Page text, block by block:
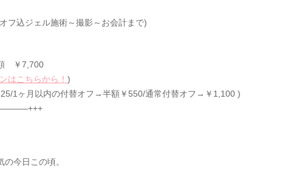
フ込ジェル施術～撮影～お会計まで)
￥7,700
はこちらから！ )
1ヶ月以内の付替オフ→半額￥550/通常付替オフ→￥1,100 )
今日この頃。